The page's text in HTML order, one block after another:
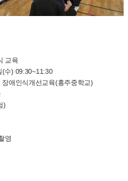
교육
) 09:30~11:30
애인식개선교육(홍주중학교)
)
영